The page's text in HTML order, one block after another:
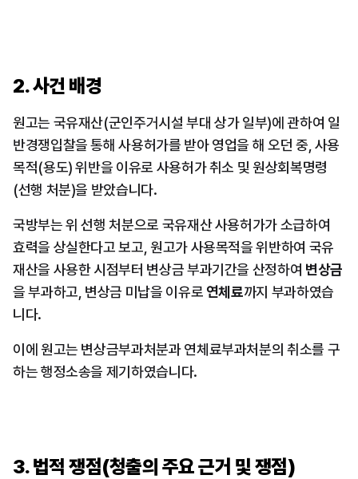
2. 사건 배경
원고는 국유재산(군인주거시설 부대 상가 일부)에 관하여 일
반경쟁입찰을 통해 사용허가를 받아 영업을 해 오던 중, 사용
목적(용도) 위반을 이유로 사용허가 취소 및 원상회복명령
(선행 처분)을 받았습니다.
국방부는 위 선행 처분으로 국유재산 사용허가가 소급하여
효력을 상실한다고 보고, 원고가 사용목적을 위반하여 국유
재산을 사용한 시점부터 변상금 부과기간을 산정하여 변상금
을 부과하고, 변상금 미납을 이유로 연체료까지 부과하였습
니다.
이에 원고는 변상금부과처분과 연체료부과처분의 취소를 구
하는 행정소송을 제기하였습니다.
3. 법적 쟁점(청출의 주요 근거 및 쟁점)